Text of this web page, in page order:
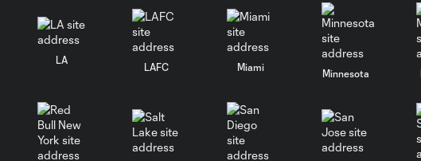
LA
LAFC Miami
Minnesota